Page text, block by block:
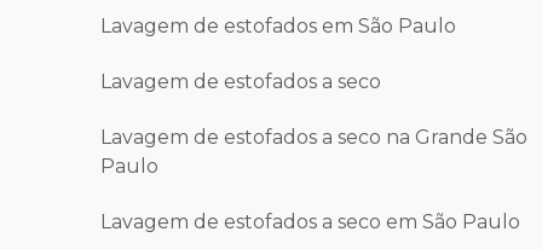
Lavagem de estofados em São Paulo
Lavagem de estofados a seco
Lavagem de estofados a seco na Grande São
Paulo
Lavagem de estofados a seco em São Paulo